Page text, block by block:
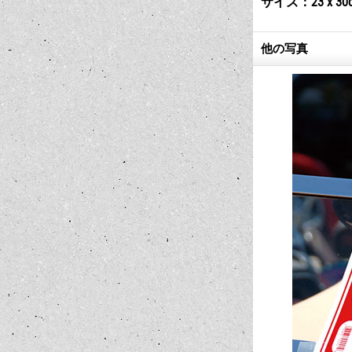
他の写真